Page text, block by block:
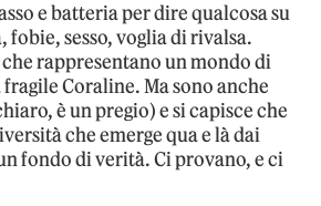
e batteria per dire qualcosa su
sesso, voglia di rivalsa.
rappresentano un mondo di
Coraline. Ma sono anche
è un pregio) e si capisce che
che emerge qua e là dai
fondo di verità. Ci provano, e ci